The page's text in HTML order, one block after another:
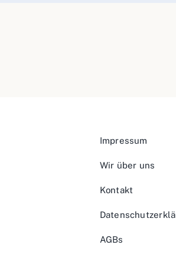
Impressum
Wir über uns
Kontakt
AGBs